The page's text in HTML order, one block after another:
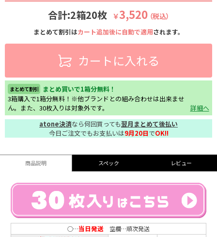
合計:2箱20枚 ￥3,520 （税込）
まとめて割引はカート追加後に自動で適用されます。
カートに入れる
まとめて割引
まとめ買いで1箱分無料！
3箱購入で1箱分無料！※他ブランドとの組み合わせは出来ませ
ん。また、30枚入りは対象外です。
詳細へ
atone決済なら何回買っても翌月まとめて後払い
今日ご注文でもお支払いは9月20日でOK!!
商品説明 スペック レビュー
○…当日発送 空欄…順次発送